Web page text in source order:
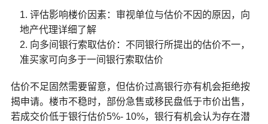
评估影响楼价因素：审视单位与估价不因的原因，向
地产代理详细了解
向多间银行索取估价：不同银行所提出的估价不一，
准买家可向多于一间银行索取估价
估价不足固然需要留意，但估价过高银行亦有机会拒绝按
揭申请。楼市不稳时，部份急售或移民盘低于市价出售，
若成交价低于银行估价5%- 10%，银行有机会认为存在潜